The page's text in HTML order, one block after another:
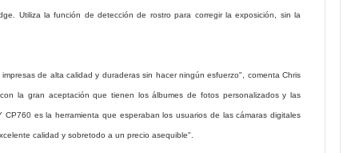
Utiliza la función de detección de rostro para corregir la exposición, sin la
de alta calidad y duraderas sin hacer ningún esfuerzo", comenta Chris
la gran aceptación que tienen los álbumes de fotos personalizados y las
es la herramienta que esperaban los usuarios de las cámaras digitales
calidad y sobretodo a un precio asequible".